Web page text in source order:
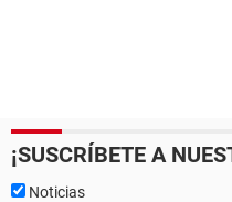
¡SUSCRÍBETE A
Noticias